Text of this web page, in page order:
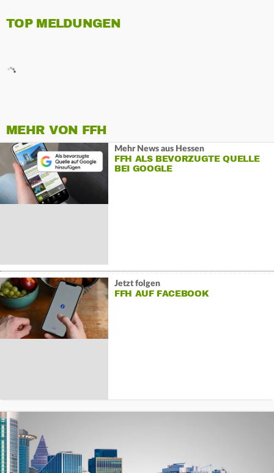
TOP MELDUNGEN
MEHR VON FFH
Mehr News aus Hessen
FFH ALS BEVORZUGTE QUELLE
BEI GOOGLE
Jetzt folgen
FFH AUF FACEBOOK